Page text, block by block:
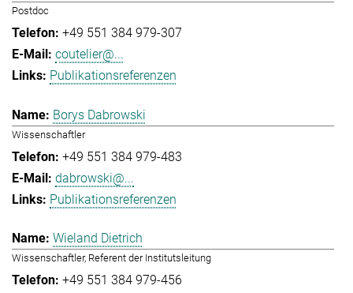
Postdoc
+49 551 384 979-307
coutelier@...
Publikationsreferenzen
Borys Dabrowski
Wissenschaftler
+49 551 384 979-483
dabrowski@...
Publikationsreferenzen
Wieland Dietrich
Wissenschaftler, Referent der Institutsleitung
+49 551 384 979-456